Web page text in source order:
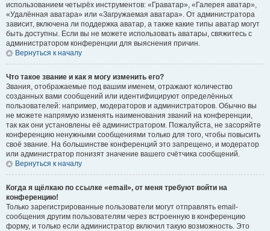
использованием четырёх инструментов: «Граватар», «Галерея аватар»,
«Удалённая аватара» или «Загружаемая аватара». От администратора
зависит, включена ли поддержка аватар, а также какие типы аватар могут
быть доступны. Если вы не можете использовать аватары, свяжитесь с
администратором конференции для выяснения причин.
Вернуться к началу
Что такое звание и как я могу изменить его?
Звания, отображаемые под вашим именем, отражают количество
созданных вами сообщений или идентифицируют определённых
пользователей: например, модераторов и администраторов. Обычно вы
не можете напрямую изменять наименования званий на конференции,
так как они установлены её администратором. Пожалуйста, не засоряйте
конференцию ненужными сообщениями только для того, чтобы повысить
своё звание. На большинстве конференций это запрещено, и модератор
или администратор понизят значение вашего счётчика сообщений.
Вернуться к началу
Когда я щёлкаю по ссылке «email», от меня требуют войти на
конференцию!
Только зарегистрированные пользователи могут отправлять email-
сообщения другим пользователям через встроенную в конференцию
форму, и только если администратор включил такую возможность. Это